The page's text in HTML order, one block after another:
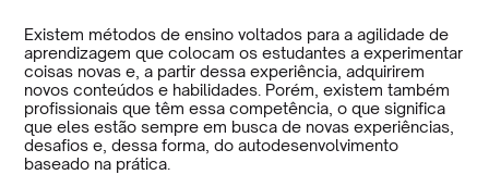
Existem métodos de ensino voltados para a agilidade de
aprendizagem que colocam os estudantes a experimentar
coisas novas e, a partir dessa experiência, adquirirem
novos conteúdos e habilidades. Porém, existem também
profissionais que têm essa competência, o que significa
que eles estão sempre em busca de novas experiências,
desafios e, dessa forma, do autodesenvolvimento
baseado na prática.